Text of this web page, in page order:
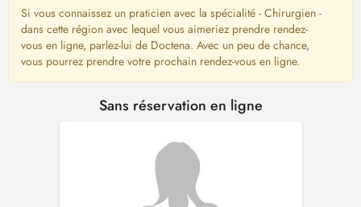
Si vous connaissez un praticien avec la spécialité - Chirurgien -
dans cette région avec lequel vous aimeriez prendre rendez-
vous en ligne, parlez-lui de Doctena. Avec un peu de chance,
vous pourrez prendre votre prochain rendez-vous en ligne.
Sans réservation en ligne